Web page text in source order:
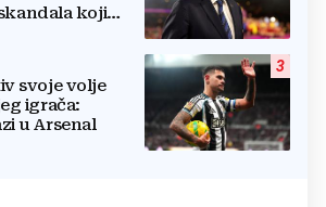
koji
3
svoje volje
igrača:
u Arsenal